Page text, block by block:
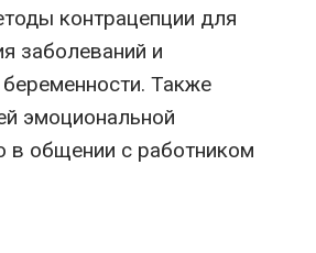
контрацепции для
заболеваний и
Также
эмоциональной
в общении с работником